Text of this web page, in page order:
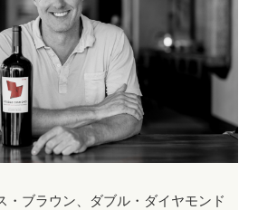
・ブラウン、ダブル・ダイヤモンド